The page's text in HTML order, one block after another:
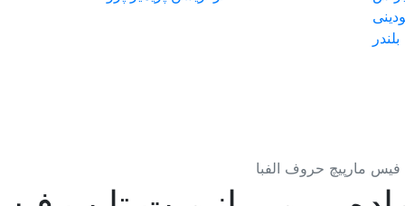
بلندر
فیس مارپیچ حروف الفبا